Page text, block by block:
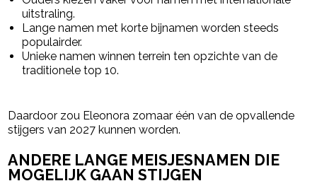
uitstraling.
Lange namen met korte bijnamen worden steeds
populairder.
Unieke namen winnen terrein ten opzichte van de
traditionele top 10.
Daardoor zou Eleonora zomaar één van de opvallende
stijgers van 2027 kunnen worden.
ANDERE LANGE MEISJESNAMEN DIE
MOGELIJK GAAN STIJGEN